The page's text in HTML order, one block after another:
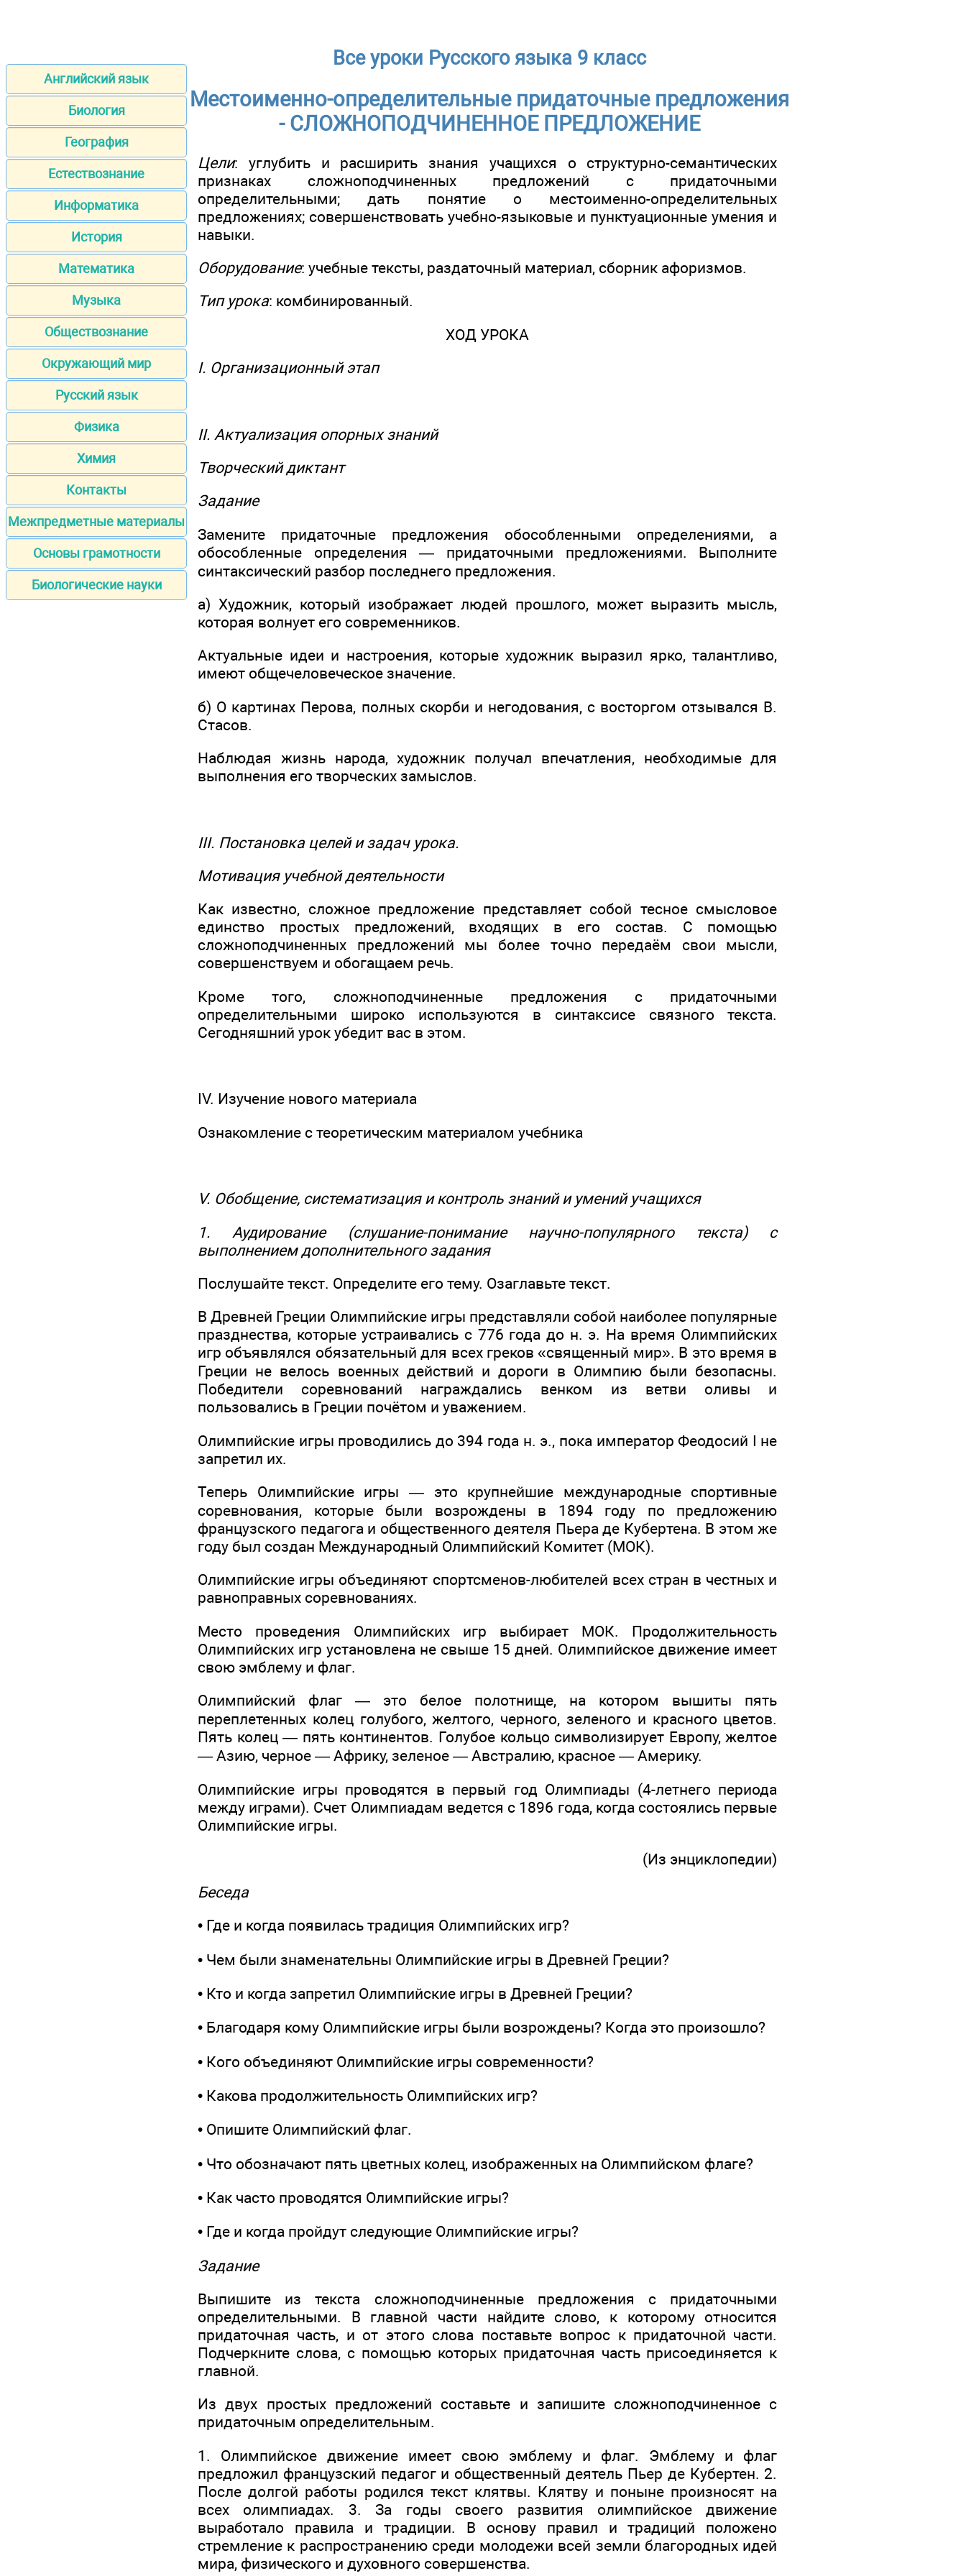
Английский язык
Биология
География
Естествознание
Информатика
История
Математика
Музыка
Обществознание
Окружающий мир
Русский язык
Физика
Химия
Контакты
Межпредметные материалы
Основы грамотности
Биологические науки
Все уроки Русского языка 9 класс
Местоименно-определительные придаточные предложения
- СЛОЖНОПОДЧИНЕННОЕ ПРЕДЛОЖЕНИЕ
Цели: углубить и расширить знания учащихся о структурно-семантических
признаках сложноподчиненных предложений с придаточными
определительными; дать понятие о местоименно-определительных
предложениях; совершенствовать учебно-языковые и пунктуационные умения и
навыки.
Оборудование: учебные тексты, раздаточный материал, сборник афоризмов.
Тип урока: комбинированный.
ХОД УРОКА
I. Организационный этап
II. Актуализация опорных знаний
Творческий диктант
Задание
Замените придаточные предложения обособленными определениями, а
обособленные определения — придаточными предложениями. Выполните
синтаксический разбор последнего предложения.
а) Художник, который изображает людей прошлого, может выразить мысль,
которая волнует его современников.
Актуальные идеи и настроения, которые художник выразил ярко, талантливо,
имеют общечеловеческое значение.
б) О картинах Перова, полных скорби и негодования, с восторгом отзывался В.
Стасов.
Наблюдая жизнь народа, художник получал впечатления, необходимые для
выполнения его творческих замыслов.
III. Постановка целей и задач урока.
Мотивация учебной деятельности
Как известно, сложное предложение представляет собой тесное смысловое
единство простых предложений, входящих в его состав. С помощью
сложноподчиненных предложений мы более точно передаём свои мысли,
совершенствуем и обогащаем речь.
Кроме того, сложноподчиненные предложения с придаточными
определительными широко используются в синтаксисе связного текста.
Сегодняшний урок убедит вас в этом.
IV. Изучение нового материала
Ознакомление с теоретическим материалом учебника
V. Обобщение, систематизация и контроль знаний и умений учащихся
1. Аудирование (слушание-понимание научно-популярного текста) с
выполнением дополнительного задания
Послушайте текст. Определите его тему. Озаглавьте текст.
В Древней Греции Олимпийские игры представляли собой наиболее популярные
празднества, которые устраивались с 776 года до н. э. На время Олимпийских
игр объявлялся обязательный для всех греков «священный мир». В это время в
Греции не велось военных действий и дороги в Олимпию были безопасны.
Победители соревнований награждались венком из ветви оливы и
пользовались в Греции почётом и уважением.
Олимпийские игры проводились до 394 года н. э., пока император Феодосий I не
запретил их.
Теперь Олимпийские игры — это крупнейшие международные спортивные
соревнования, которые были возрождены в 1894 году по предложению
французского педагога и общественного деятеля Пьера де Кубертена. В этом же
году был создан Международный Олимпийский Комитет (МОК).
Олимпийские игры объединяют спортсменов-любителей всех стран в честных и
равноправных соревнованиях.
Место проведения Олимпийских игр выбирает МОК. Продолжительность
Олимпийских игр установлена не свыше 15 дней. Олимпийское движение имеет
свою эмблему и флаг.
Олимпийский флаг — это белое полотнище, на котором вышиты пять
переплетенных колец голубого, желтого, черного, зеленого и красного цветов.
Пять колец — пять континентов. Голубое кольцо символизирует Европу, желтое
— Азию, черное — Африку, зеленое — Австралию, красное — Америку.
Олимпийские игры проводятся в первый год Олимпиады (4-летнего периода
между играми). Счет Олимпиадам ведется с 1896 года, когда состоялись первые
Олимпийские игры.
(Из энциклопедии)
Беседа
• Где и когда появилась традиция Олимпийских игр?
• Чем были знаменательны Олимпийские игры в Древней Греции?
• Кто и когда запретил Олимпийские игры в Древней Греции?
• Благодаря кому Олимпийские игры были возрождены? Когда это произошло?
• Кого объединяют Олимпийские игры современности?
• Какова продолжительность Олимпийских игр?
• Опишите Олимпийский флаг.
• Что обозначают пять цветных колец, изображенных на Олимпийском флаге?
• Как часто проводятся Олимпийские игры?
• Где и когда пройдут следующие Олимпийские игры?
Задание
Выпишите из текста сложноподчиненные предложения с придаточными
определительными. В главной части найдите слово, к которому относится
придаточная часть, и от этого слова поставьте вопрос к придаточной части.
Подчеркните слова, с помощью которых придаточная часть присоединяется к
главной.
Из двух простых предложений составьте и запишите сложноподчиненное с
придаточным определительным.
1. Олимпийское движение имеет свою эмблему и флаг. Эмблему и флаг
предложил французский педагог и общественный деятель Пьер де Кубертен. 2.
После долгой работы родился текст клятвы. Клятву и поныне произносят на
всех олимпиадах. 3. За годы своего развития олимпийское движение
выработало правила и традиции. В основу правил и традиций положено
стремление к распространению среди молодежи всей земли благородных идей
мира, физического и духовного совершенства.